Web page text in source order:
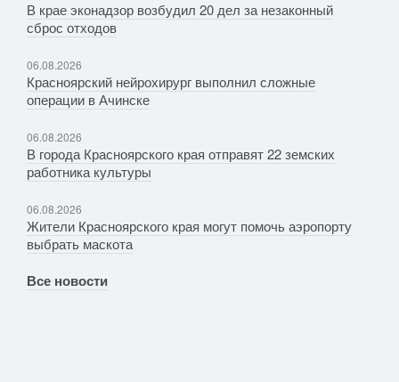
В крае эконадзор возбудил 20 дел за незаконный
сброс отходов
06.08.2026
Красноярский нейрохирург выполнил сложные
операции в Ачинске
06.08.2026
В города Красноярского края отправят 22 земских
работника культуры
06.08.2026
Жители Красноярского края могут помочь аэропорту
выбрать маскота
Все новости